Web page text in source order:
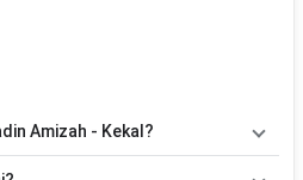
Amizah - Kekal?